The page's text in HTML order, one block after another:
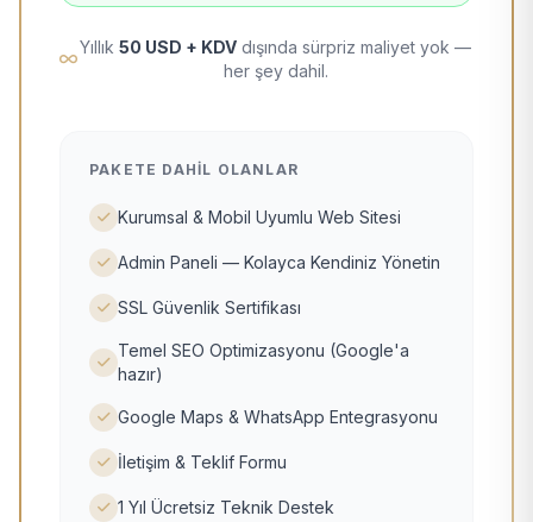
Yıllık 50 USD + KDV dışında sürpriz maliyet yok —
her şey dahil.
PAKETE DAHIL OLANLAR
Kurumsal & Mobil Uyumlu Web Sitesi
Admin Paneli — Kolayca Kendiniz Yönetin
SSL Güvenlik Sertifikası
Temel SEO Optimizasyonu (Google'a
hazır)
Google Maps & WhatsApp Entegrasyonu
İletişim & Teklif Formu
1 Yıl Ücretsiz Teknik Destek